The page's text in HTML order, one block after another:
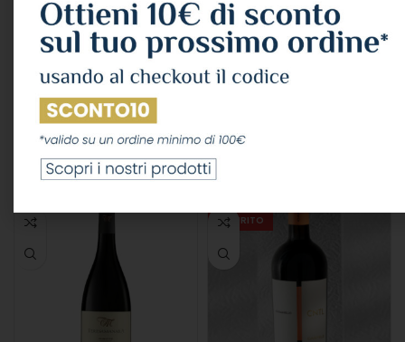
Vetrere “passaturo”
Malvasia Salento Igp
2022 Cl.75 15,5°
VINI,VINO ROSSO
Vetrère
9,19€ IVA Inclusa
LEGGI TUTTO
Vetrere “livruni” Primitivo
Salento Igp 2022 Cl.75
8,72
ESAURITO